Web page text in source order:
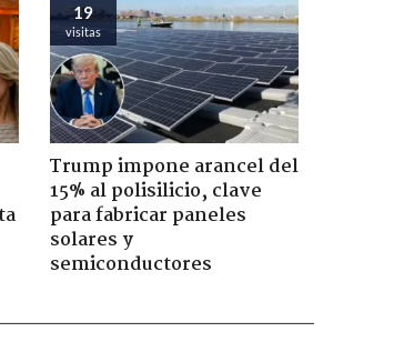
19
visitas
Trump impone arancel del
15% al polisilicio, clave
para fabricar paneles
solares y
semiconductores